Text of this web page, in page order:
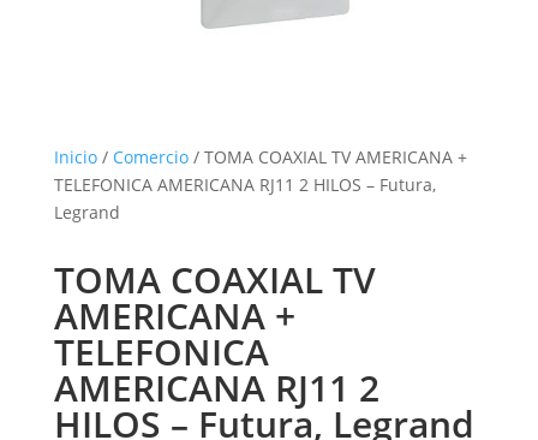
Inicio/ Comercio/ TOMA COAXIAL TV AMERICANA +
TELEFONICA AMERICANA RJ11 2 HILOS – Futura,
Legrand
TOMA COAXIAL TV
AMERICANA +
TELEFONICA
AMERICANA RJ11 2
HILOS – Futura, Legrand